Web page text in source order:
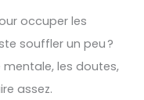
occuper les
souffler un peu ?
mentale, les doutes,
assez.